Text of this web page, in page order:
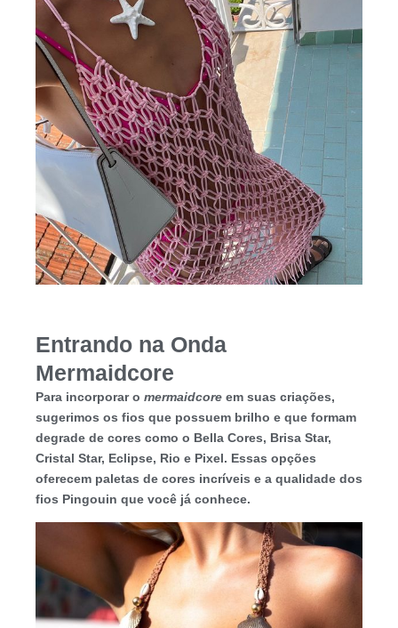
Entrando na Onda
Mermaidcore
Para incorporar o mermaidcore em suas criações,
sugerimos os fios que possuem brilho e que formam
degrade de cores como o Bella Cores, Brisa Star,
Cristal Star, Eclipse, Rio e Pixel. Essas opções
oferecem paletas de cores incríveis e a qualidade dos
fios Pingouin que você já conhece.